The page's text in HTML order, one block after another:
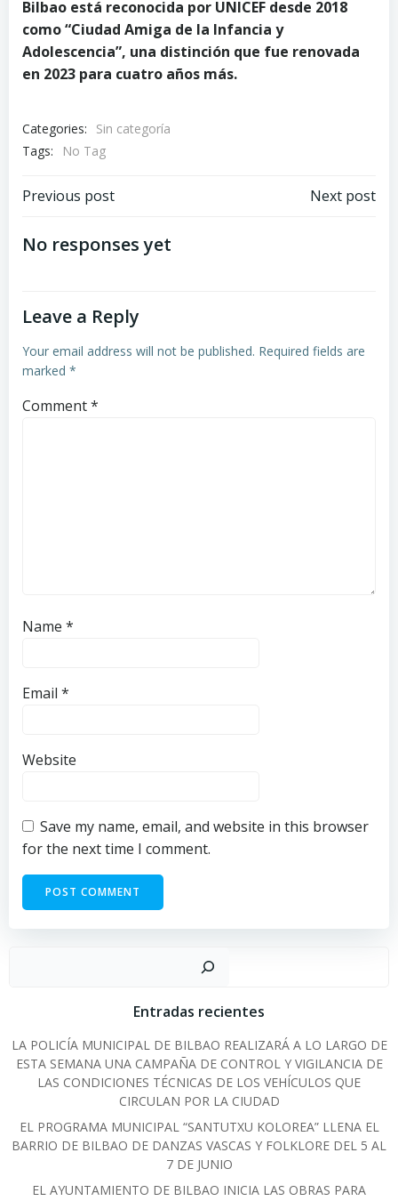
Bilbao está reconocida por UNICEF desde 2018
como “Ciudad Amiga de la Infancia y
Adolescencia”, una distinción que fue renovada
en 2023 para cuatro años más.
Categories:
Sin categoría
Tags:
No Tag
Post
navigation
Previous post Next post
No responses yet
Leave a Reply
Your email address will not be published. Required fields are
marked *
Comment*
Name *
Email *
Website
Save my name, email, and website in this browser
for the next time I comment.
Entradas recientes
LA POLICÍA MUNICIPAL DE BILBAO REALIZARÁ A LO LARGO DE
ESTA SEMANA UNA CAMPAÑA DE CONTROL Y VIGILANCIA DE
LAS CONDICIONES TÉCNICAS DE LOS VEHÍCULOS QUE
CIRCULAN POR LA CIUDAD
EL PROGRAMA MUNICIPAL “SANTUTXU KOLOREA” LLENA EL
BARRIO DE BILBAO DE DANZAS VASCAS Y FOLKLORE DEL 5 AL
7 DE JUNIO
EL AYUNTAMIENTO DE BILBAO INICIA LAS OBRAS PARA